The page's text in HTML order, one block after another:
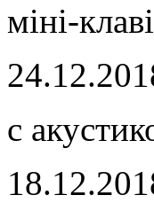
міні-
с